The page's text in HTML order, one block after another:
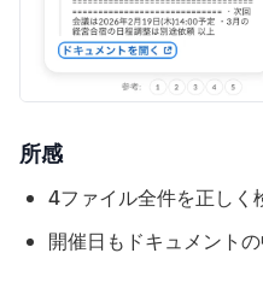
所感
4ファイル全件を正しく
開催日もドキュメント